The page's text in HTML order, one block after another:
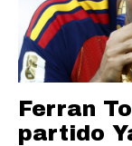
Ferran
partido